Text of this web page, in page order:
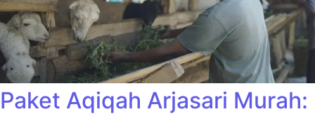
Paket Aqiqah Arjasari Murah: